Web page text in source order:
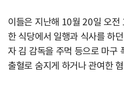
이들은 지난해 10월 20일 오전
한 식당에서 일행과 식사를 하
자 김 감독을 주먹 등으로 마구
출혈로 숨지게 하거나 관여한